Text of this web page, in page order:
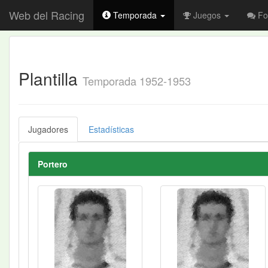
Web del Racing Temporada Juegos
Plantilla Temporada 1952-1953
Jugadores Estadísticas
Portero